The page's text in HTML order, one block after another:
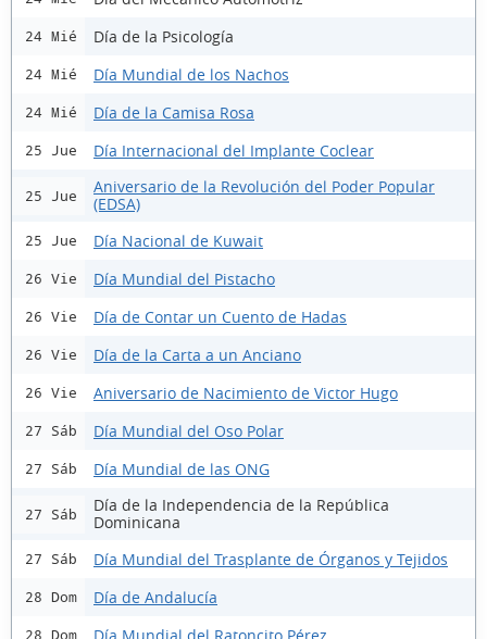
24 Mié Día de la Psicología
24 Mié Día Mundial de los Nachos
24 Mié Día de la Camisa Rosa
25 Jue Día Internacional del Implante Coclear
25 Jue
Aniversario de la Revolución del Poder Popular
(EDSA)
25 Jue Día Nacional de Kuwait
26 Vie Día Mundial del Pistacho
26 Vie Día de Contar un Cuento de Hadas
26 Vie Día de la Carta a un Anciano
26 Vie Aniversario de Nacimiento de Victor Hugo
27 Sáb Día Mundial del Oso Polar
27 Sáb Día Mundial de las ONG
27 Sáb
Día de la Independencia de la República
Dominicana
27 Sáb Día Mundial del Trasplante de Órganos y Tejidos
28 Dom Día de Andalucía
28 Dom Día Mundial del Ratoncito Pérez